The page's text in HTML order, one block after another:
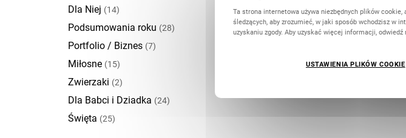
Dla Niej (14)
Podsumowania roku (28)
Portfolio / Biznes (7)
Miłosne (15)
Zwierzaki (2)
Dla Babci i Dziadka (24)
Święta (25)
Ta strona internetowa używa niezbędnych plików
śledzących, aby zrozumieć, w jaki sposób wchodzisz w
uzyskaniu zgody. Aby uzyskać więcej informacji, odwiedź
USTAWIENIA PLIKÓW COOKIE